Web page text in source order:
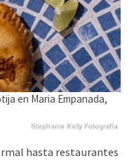
Stephanie Kelly Fotografía
en Maria Empanada,
hasta restaurantes